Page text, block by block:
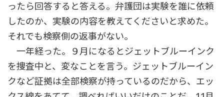
ったら回答すると答える。弁護団は実験を誰に依頼
したのか、実験の内容を教えてくださいと求めた。
それでも検察側の返事がない。
一年経った。９月になるとジェットブルーインク
を捜査中と、変なことを言う。ジェットブルーイン
クなど証拠は全部検察が持っているのだから、エッ